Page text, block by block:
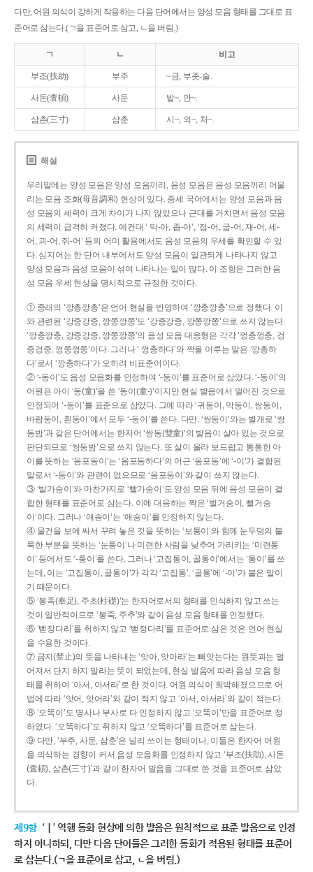
다만, 어원 의식이 강하게 작용하는 다음 단어에서는 양성 모음 형태를 그대로 표
준어로 삼는다.(ㄱ을 표준어로 삼고, ㄴ을 버림.)
ㄱ ㄴ 비고
부조(扶助) 부주 ~금, 부좃-술.
사돈(査頓) 사둔 밭~, 안~.
삼촌(三寸) 삼춘 시~, 외~, 처~.
해설
우리말에는 양성 모음은 양성 모음끼리, 음성 모음은 음성 모음끼리 어울
리는 모음 조화(母音調和) 현상이 있다. 중세 국어에서는 양성 모음과 음
성 모음의 세력이 크게 차이가 나지 않았으나 근대를 거치면서 음성 모음
의 세력이 급격히 커졌다. 예컨대 ‘ 막-아, 좁-아’, ‘접-어, 굽-어, 재-어, 세-
어, 괴-어, 쥐-어’ 등의 어미 활용에서도 음성 모음의 우세를 확인할 수 있
다. 심지어는 한 단어 내부에서도 양성 모음이 일관되게 나타나지 않고
양성 모음과 음성 모음이 섞여 나타나는 일이 많다. 이 조항은 그러한 음
성 모음 우세 현상을 명시적으로 규정한 것이다.
① 종래의 ‘깡총깡총’은 언어 현실을 반영하여 ‘깡충깡충’으로 정했다. 이
와 관련된 ‘강중강중, 깡쭝깡쭝’도 ‘강종강종, 깡쫑깡쫑’으로 쓰지 않는다.
‘깡충깡충, 강중강중, 깡쭝깡쭝’의 음성 모음 대응형은 각각 ‘껑충껑충, 겅
중겅중, 껑쭝껑쭝’이다. 그러나 ‘ 껑충하다’와 짝을 이루는 말은 ‘깡총하
다’로서 ‘깡충하다’가 오히려 비표준어이다.
② ‘-동이’도 음성 모음화를 인정하여 ‘-둥이’를 표준어로 삼았다. ‘-둥이’의
어원은 아이 ‘동(童)’을 쓴 ‘동이(童-)’이지만 현실 발음에서 멀어진 것으로
인정되어 ‘-둥이’를 표준으로 삼았다. 그에 따라 ‘귀둥이, 막둥이, 쌍둥이,
바람둥이, 흰둥이’에서 모두 ‘-둥이’를 쓴다. 다만, ‘쌍둥이’와는 별개로 ‘쌍
동밤’과 같은 단어에서는 한자어 ‘쌍동(雙童)’의 발음이 살아 있는 것으로
판단되므로 ‘쌍둥밤’으로 쓰지 않는다. 또 살이 올라 보드랍고 통통한 아
이를 뜻하는 ‘옴포동이’는 ‘옴포동하다’의 어근 ‘옴포동’에 ‘-이’가 결합된
말로서 ‘-둥이’와 관련이 없으므로 ‘옴포둥이’와 같이 쓰지 않는다.
③ ‘발가숭이’와 마찬가지로 ‘빨가숭이’도 양성 모음 뒤에 음성 모음이 결
합한 형태를 표준어로 삼는다. 이에 대응하는 짝은 ‘벌거숭이, 뻘거숭
이’이다. 그러나 ‘애송이’는 ‘애숭이’를 인정하지 않는다.
④ 물건을 보에 싸서 꾸려 놓은 것을 뜻하는 ‘보퉁이’와 함께 눈두덩의 불
룩한 부분을 뜻하는 ‘눈퉁이’나 미련한 사람을 낮추어 가리키는 ‘미련퉁
이’ 등에서도 ‘-퉁이’를 쓴다. 그러나 ‘고집통이, 골통이’에서는 ‘통이’를 쓰
는데, 이는 ‘고집통이, 골통이’가 각각 ‘고집통’, ‘골통’에 ‘-이’가 붙은 말이
기 때문이다.
⑤ ‘봉족(奉足), 주초(柱礎)’는 한자어로서의 형태를 인식하지 않고 쓰는
것이 일반적이므로 ‘봉죽, 주추’와 같이 음성 모음 형태를 인정했다.
⑥ ‘뻗장다리’를 취하지 않고 ‘뻗정다리’를 표준어로 삼은 것은 언어 현실
을 수용한 것이다.
⑦ 금지(禁止)의 뜻을 나타내는 ‘앗아, 앗아라’는 빼앗는다는 원뜻과는 멀
어져서 단지 하지 말라는 뜻이 되었는데, 현실 발음에 따라 음성 모음 형
태를 취하여 ‘아서, 아서라’로 한 것이다. 어원 의식이 희박해졌으므로 어
법에 따라 ‘앗어, 앗어라’와 같이 적지 않고 ‘아서, 아서라’와 같이 적는다.
⑧ ‘오똑이’도 명사나 부사로 다 인정하지 않고 ‘오뚝이’만을 표준어로 정
하였다. ‘오똑하다’도 취하지 않고 ‘오뚝하다’를 표준어로 삼는다.
⑨ 다만, ‘부주, 사둔, 삼춘’은 널리 쓰이는 형태이나, 이들은 한자어 어원
을 의식하는 경향이 커서 음성 모음화를 인정하지 않고 ‘부조(扶助), 사돈
(査頓), 삼촌(三寸)’과 같이 한자어 발음을 그대로 쓴 것을 표준어로 삼았
다.
제9항 ‘ㅣ’ 역행 동화 현상에 의한 발음은 원칙적으로 표준 발음으로 인정
하지 아니하되, 다만 다음 단어들은 그러한 동화가 적용된 형태를 표준어
로 삼는다.(ㄱ을 표준어로 삼고, ㄴ을 버림.)